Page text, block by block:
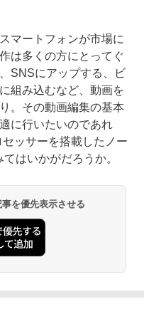
マートフォンが市場に
は多くの方にとってぐ
SNSにアップする、ビ
組み込むなど、動画を
。その動画編集の基本
に行いたいのであれ
ッサーを搭載したノー
はいかがだろうか。
を優先表示させる